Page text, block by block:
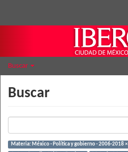
Buscar
Buscar
Materia: México - Política y gobierno - 2006-2018 ×